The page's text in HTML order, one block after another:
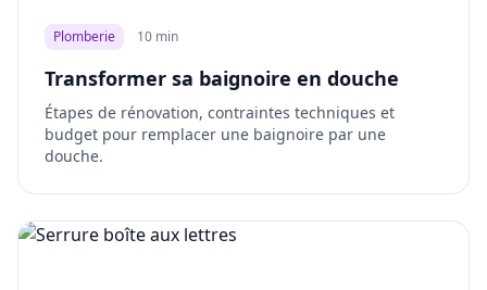
Plomberie 10 min
Transformer sa baignoire en douche
Étapes de rénovation, contraintes techniques et
budget pour remplacer une baignoire par une
douche.